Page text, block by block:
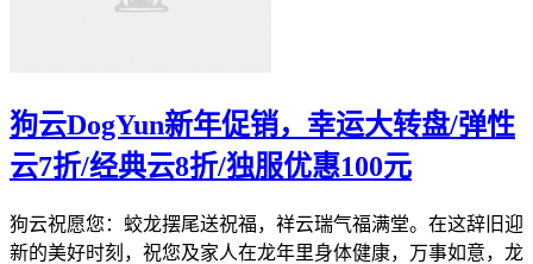
狗云DogYun新年促销，幸运大转盘/弹性
云7折/经典云8折/独服优惠100元
狗云祝愿您：蛟龙摆尾送祝福，祥云瑞气福满堂。在这辞旧迎
新的美好时刻，祝您及家人在龙年里身体健康，万事如意，龙